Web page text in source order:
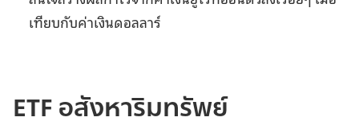
เทียบกับค่าเงินดอลลาร์
ETF อสังหาริมทรัพย์